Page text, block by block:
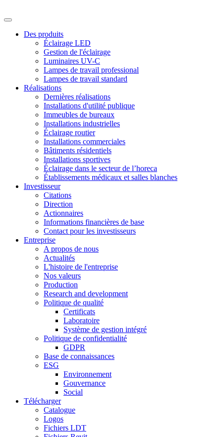
Des produits
Éclairage LED
Gestion de l'éclairage
Luminaires UV-C
Lampes de travail professional
Lampes de travail standard
Réalisations
Dernières réalisations
Installations d'utilité publique
Immeubles de bureaux
Installations industrielles
Éclairage routier
Installations commerciales
Bâtiments résidentiels
Installations sportives
Éclairage dans le secteur de l’horeca
Établissements médicaux et salles blanches
Investisseur
Citations
Direction
Actionnaires
Informations financières de base
Contact pour les investisseurs
Entreprise
A propos de nous
Actualités
L'histoire de l'entreprise
Nos valeurs
Production
Research and development
Politique de qualité
Certificats
Laboratoire
Système de gestion intégré
Politique de confidentialité
GDPR
Base de connaissances
ESG
Environnement
Gouvernance
Social
Télécharger
Catalogue
Logos
Fichiers LDT